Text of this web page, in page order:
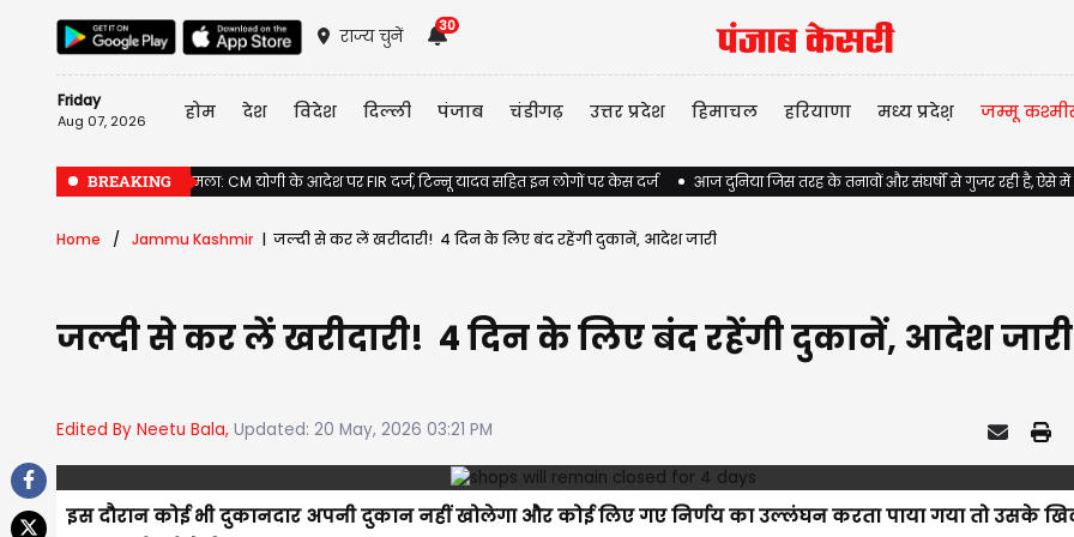
राज्य चुनें
30
Friday
Aug 07, 2026 होम देश विदेश दिल्ली पंजाब चंडीगढ़ उत्तर प्रदेश हिमाचल हरियाणा मध्य प्रदेश़ जम्मू
BREAKING
राम मंदिर दान गबन मामला: CM योगी के आदेश पर FIR दर्ज, टिन्नू यादव सहित इन लोगों पर केस दर्ज आज दुनिया जिस तरह के तनावों और संघर्षों से गुजर रही है, ऐसे
Home Jammu Kashmir जल्दी से कर लें खरीदारी! 4 दिन के लिए बंद रहेंगी दुकानें, आदेश जारी
जल्दी से कर लें खरीदारी! 4 दिन के लिए बंद रहेंगी दुकानें, आदेश जारी
Edited By Neetu Bala, Updated: 20 May, 2026 03:21 PM
इस दौरान कोई भी दुकानदार अपनी दुकान नहीं खोलेगा और कोई लिए गए निर्णय का उल्लंघन करता पाया गया तो उसके